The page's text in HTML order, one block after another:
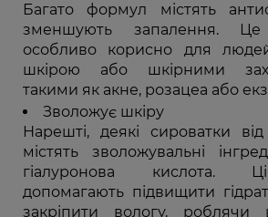
Багато формул містять
зменшують запалення.
особливо корисно для
шкірою або шкірними
такими як акне, розацеа або
Зволожує шкіру
Нарешті, деякі сироватки
містять зволожувальні
гіалуронова кислота.
допомагають підвищити
закріпити вологу, роблячи